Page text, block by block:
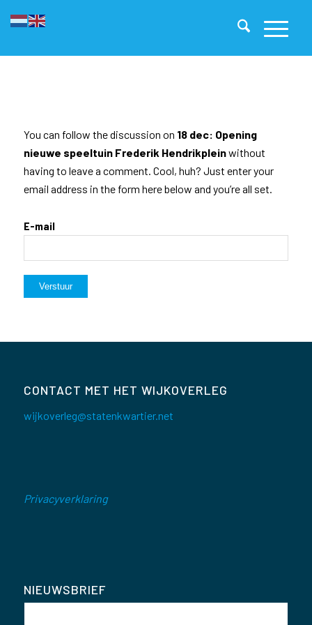
You can follow the discussion on 18 dec: Opening
nieuwe speeltuin Frederik Hendrikpleinwithout
having to leave a comment. Cool, huh? Just enter your
email address in the form here below and you’re all set.
E-mail
CONTACT MET HET WIJKOVERLEG
wijkoverleg@statenkwartier.net
Privacyverklaring
NIEUWSBRIEF